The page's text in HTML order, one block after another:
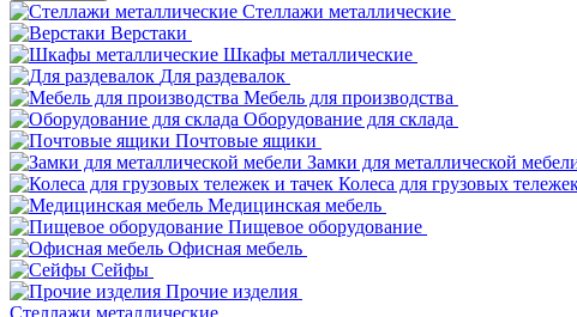
Стеллажи металлические
Верстаки
Шкафы металлические
Для раздевалок
Мебель для производства
Оборудование для склада
Почтовые ящики
Замки для металлической
Колеса для грузовых
Медицинская мебель
Пищевое оборудование
Офисная мебель
Сейфы
Прочие изделия
Стеллажи металлические